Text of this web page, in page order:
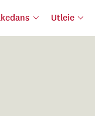
Utleie